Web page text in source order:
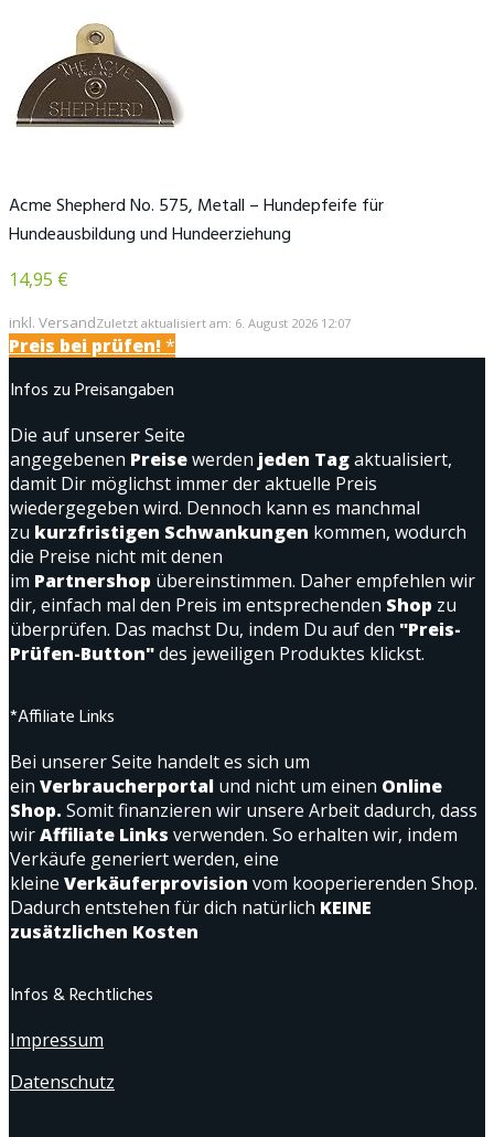
Acme Shepherd No. 575, Metall – Hundepfeife für
Hundeausbildung und Hundeerziehung
14,95 €
inkl. VersandZuletzt aktualisiert am: 6. August 2026 12:07
Preis bei prüfen!*
Infos zu Preisangaben
Die auf unserer Seite
angegebenen Preisewerden jeden Tagaktualisiert,
damit Dir möglichst immer der aktuelle Preis
wiedergegeben wird. Dennoch kann es manchmal
zu kurzfristigen Schwankungen kommen, wodurch
die Preise nicht mit denen
im Partnershop übereinstimmen. Daher empfehlen wir
dir, einfach mal den Preis im entsprechenden Shop zu
überprüfen. Das machst Du, indem Du auf den "Preis-
Prüfen-Button"des jeweiligen Produktes klickst.
*Affiliate Links
Bei unserer Seite handelt es sich um
ein Verbraucherportal und nicht um einen Online
Shop. Somit finanzieren wir unsere Arbeit dadurch, dass
wirAffiliate Links verwenden. So erhalten wir, indem
Verkäufe generiert werden, eine
kleine Verkäuferprovision vom kooperierenden Shop.
Dadurch entstehen für dich natürlich KEINE
zusätzlichen Kosten
Infos & Rechtliches
Impressum
Datenschutz